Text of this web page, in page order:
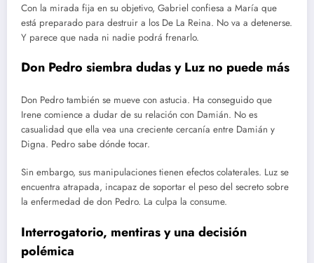
Con la mirada fija en su objetivo, Gabriel confiesa a María que
está preparado para destruir a los De La Reina. No va a detenerse.
Y parece que nada ni nadie podrá frenarlo.
Don Pedro siembra dudas y Luz no puede más
Don Pedro también se mueve con astucia. Ha conseguido que
Irene comience a dudar de su relación con Damián. No es
casualidad que ella vea una creciente cercanía entre Damián y
Digna. Pedro sabe dónde tocar.
Sin embargo, sus manipulaciones tienen efectos colaterales. Luz se
encuentra atrapada, incapaz de soportar el peso del secreto sobre
la enfermedad de don Pedro. La culpa la consume.
Interrogatorio, mentiras y una decisión
polémica